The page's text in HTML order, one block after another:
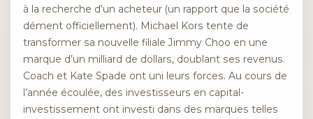
à la recherche d’un acheteur (un rapport que la société
dément officiellement). Michael Kors tente de
transformer sa nouvelle filiale Jimmy Choo en une
marque d’un milliard de dollars, doublant ses revenus.
Coach et Kate Spade ont uni leurs forces. Au cours de
l’année écoulée, des investisseurs en capital-
investissement ont investi dans des marques telles